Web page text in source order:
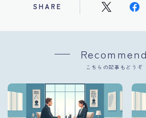
SHARE
Recommend
こちらの記事もどうぞ